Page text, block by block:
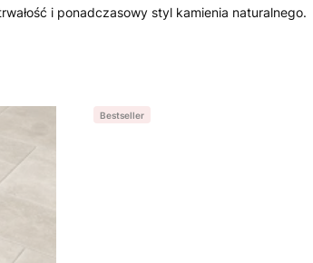
i ponadczasowy styl kamienia naturalnego.
Bestseller